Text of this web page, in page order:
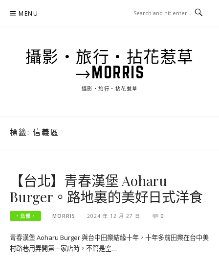
MENU
攝影‧旅行‧拈花惹草
→MORRIS
攝影‧旅行‧拈花惹草
標籤: 信義區
【台北】青春漢堡 Aoharu
Burger。路地裏的美好日式洋食
‧北部‧ MORRIS 2024 年 12 月 27 日 0
青春漢堡 Aoharu Burger 與台中田樂結緣十年，十年多前田樂在台中美
村路巷用弄開第一家店時，不管是空…